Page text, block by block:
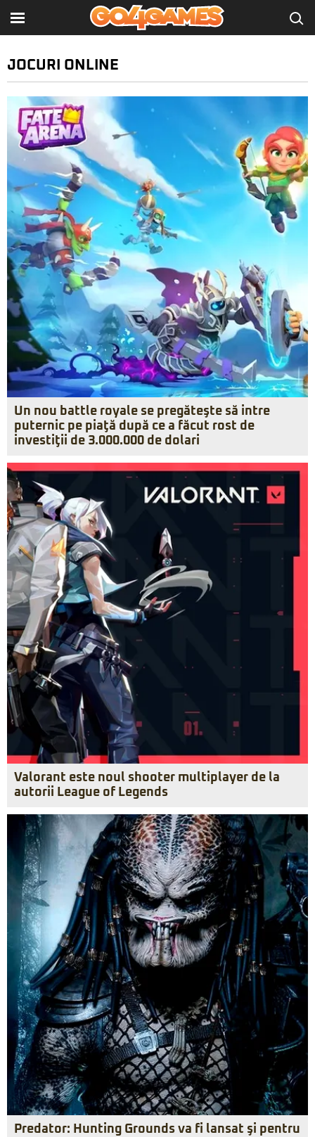
JOCURI ONLINE
Un nou battle royale se pregăteşte să intre
puternic pe piaţă după ce a făcut rost de
investiţii de 3.000.000 de dolari
Valorant este noul shooter multiplayer de la
autorii League of Legends
Predator: Hunting Grounds va fi lansat şi pentru